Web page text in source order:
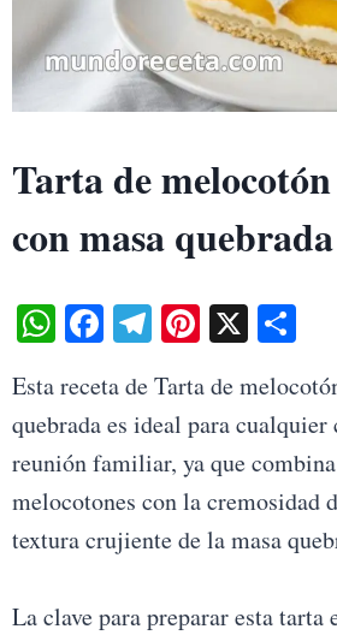
Tarta de
con masa quebrada
W
ts
A
pp
Fa
bo
ok
Te
gr
a
m
Pi
er
es
t
X S
re
Esta receta de Tarta de
quebrada es ideal para
reunión familiar, ya que
melocotones con la cremosidad
textura crujiente de la masa
La clave para preparar esta tarta